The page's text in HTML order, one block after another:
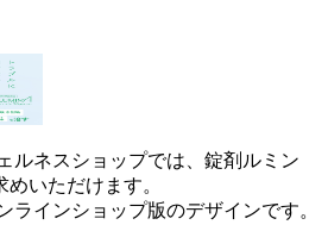
ルネスショップでは、錠剤ルミン
いただけます。
インショップ版のデザインです。